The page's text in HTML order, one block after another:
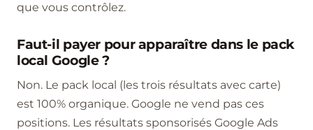
que vous contrôlez.
Faut-il payer pour apparaître dans le pack
local Google ?
Non. Le pack local (les trois résultats avec carte)
est 100% organique. Google ne vend pas ces
positions. Les résultats sponsorisés Google Ads